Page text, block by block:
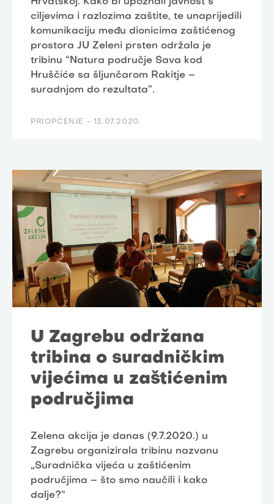
ciljevima i razlozima zaštite, te unaprijedili
komunikaciju među dionicima zaštićenog
prostora JU Zeleni prsten održala je
tribinu “Natura područje Sava kod
Hruščiće sa šljunčarom Rakitje –
suradnjom do rezultata”.
PRIOPĆENJE - 13.07.2020.
U Zagrebu održana
tribina o suradničkim
vijećima u zaštićenim
područjima
Zelena akcija je danas (9.7.2020.) u
Zagrebu organizirala tribinu nazvanu
„Suradnička vijeća u zaštićenim
područjima – što smo naučili i kako
dalje?“